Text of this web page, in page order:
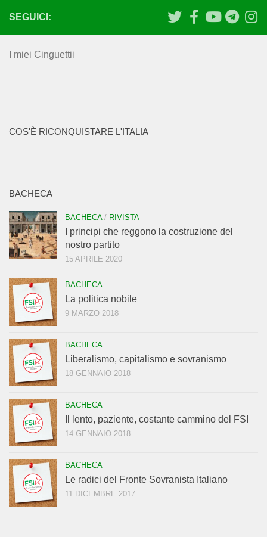
SEGUICI:
I miei Cinguettii
COS'È RICONQUISTARE L'ITALIA
BACHECA
BACHECA/ RIVISTA
I principi che reggono la costruzione del
nostro partito
15 APRILE 2020
BACHECA
La politica nobile
9 MARZO 2018
BACHECA
Liberalismo, capitalismo e sovranismo
18 GENNAIO 2018
BACHECA
Il lento, paziente, costante cammino del FSI
14 GENNAIO 2018
BACHECA
Le radici del Fronte Sovranista Italiano
11 DICEMBRE 2017